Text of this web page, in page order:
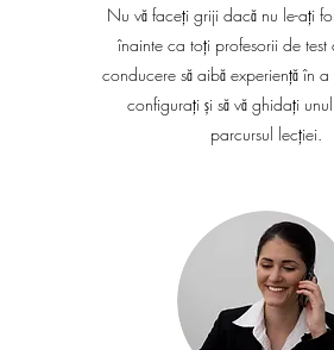
Nu vă faceți griji dacă nu le-ați
înainte ca toți profesorii de test
conducere să aibă experiență în a
configurați și să vă ghidați
parcursul lecției.